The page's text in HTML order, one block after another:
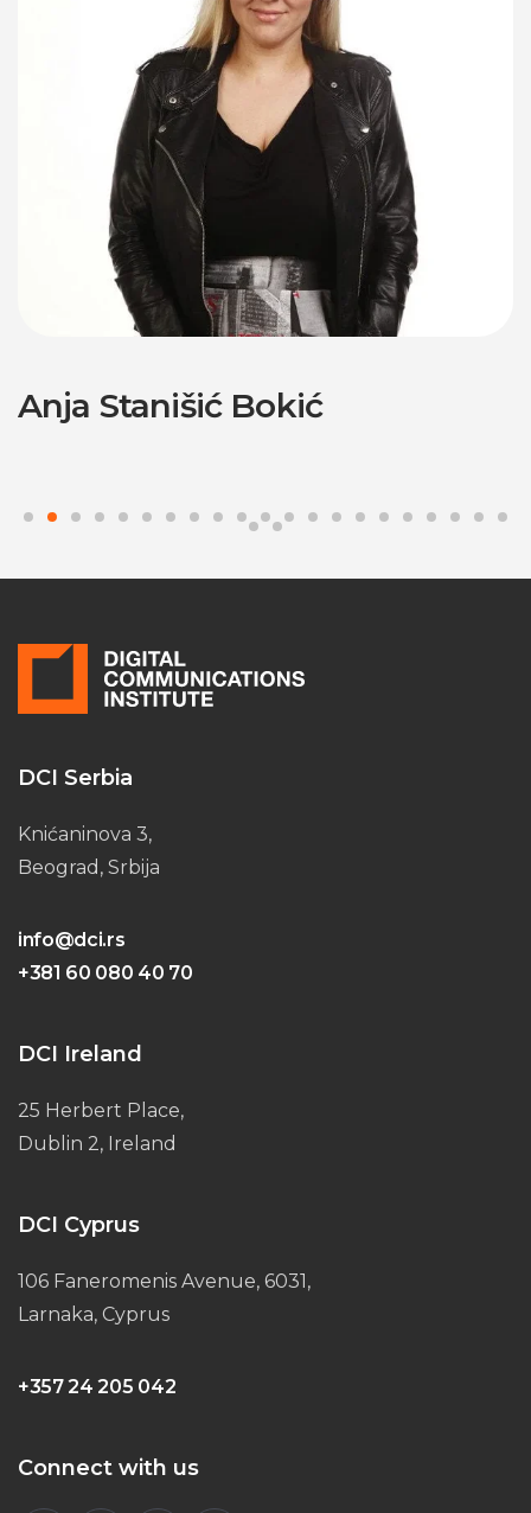
Anja Stanišić Bokić
DCI Serbia
Knićaninova 3,
Beograd, Srbija
info@dci.rs
+381 60 080 40 70
DCI Ireland
25 Herbert Place,
Dublin 2, Ireland
DCI Cyprus
106 Faneromenis Avenue, 6031,
Larnaka, Cyprus
+357 24 205 042
Connect with us